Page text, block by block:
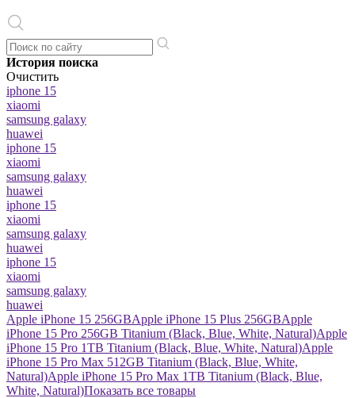
История поиска
Очистить
iphone 15
xiaomi
samsung galaxy
huawei
iphone 15
xiaomi
samsung galaxy
huawei
iphone 15
xiaomi
samsung galaxy
huawei
iphone 15
xiaomi
samsung galaxy
huawei
Apple iPhone 15 256GBApple iPhone 15 Plus 256GBApple
iPhone 15 Pro 256GB Titanium (Black, Blue, White, Natural)Apple
iPhone 15 Pro 1TB Titanium (Black, Blue, White, Natural)Apple
iPhone 15 Pro Max 512GB Titanium (Black, Blue, White,
Natural)Apple iPhone 15 Pro Max 1TB Titanium (Black, Blue,
White, Natural)Показать все товары